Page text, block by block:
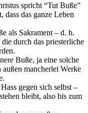
spricht “Tut Buße”
das ganze Leben
als Sakrament – d. h.
durch das priesterliche
Buße, ja eine solche
mancherlei Werke
gegen sich selbst –
bleibt, also bis zum